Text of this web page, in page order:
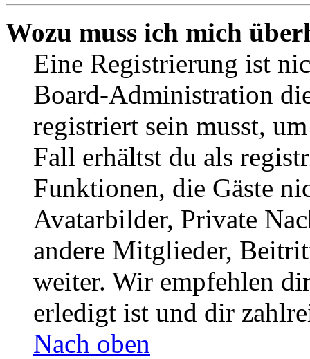
Wozu muss ich mich
Eine Registrierung ist
Board-Administration
registriert sein musst,
Fall erhältst du als
Funktionen, die Gäste
Avatarbilder, Private
andere Mitglieder,
weiter. Wir empfehlen
erledigt ist und dir
Nach oben